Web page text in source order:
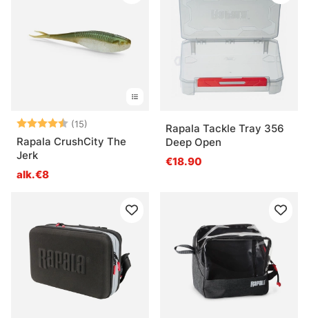
Arvio: (15)
4.3 5:sta tähdestä
Rapala CrushCity The
Jerk
alk.€8
Rapala Tackle Tray 356
Deep Open
€18.90